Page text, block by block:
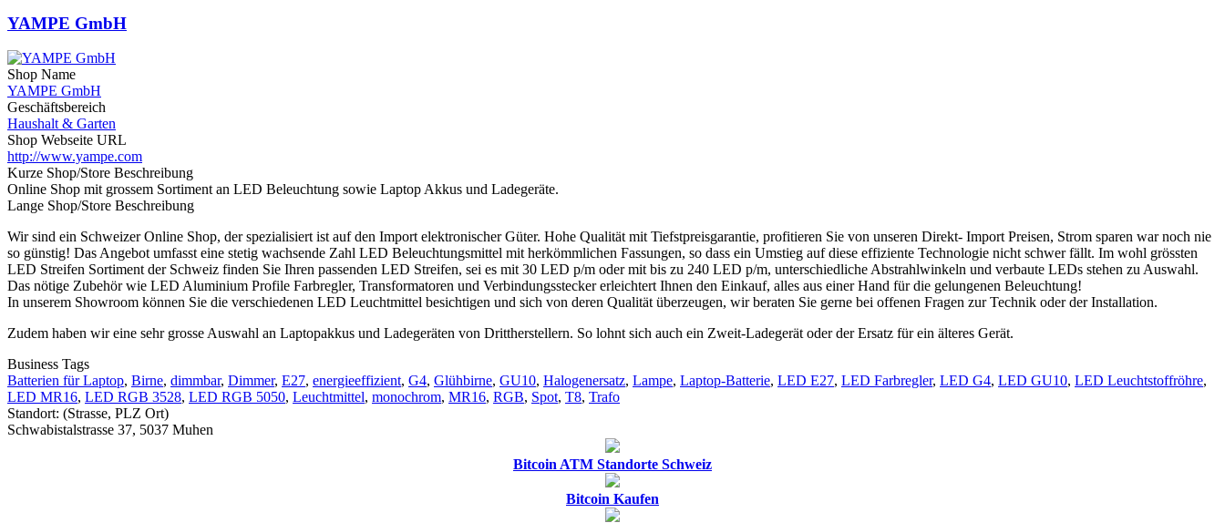
YAMPE GmbH
Shop Name
YAMPE GmbH
Geschäftsbereich
Haushalt & Garten
Shop Webseite URL
http://www.yampe.com
Kurze Shop/Store Beschreibung
Online Shop mit grossem Sortiment an LED Beleuchtung sowie Laptop Akkus und Ladegeräte.
Lange Shop/Store Beschreibung
Wir sind ein Schweizer Online Shop, der spezialisiert ist auf den Import elektronischer Güter. Hohe Qualität mit Tiefstpreisgarantie, profitieren Sie von unseren Direkt- Import Preisen, Strom sparen war noch nie
so günstig! Das Angebot umfasst eine stetig wachsende Zahl LED Beleuchtungsmittel mit herkömmlichen Fassungen, so dass ein Umstieg auf diese effiziente Technologie nicht schwer fällt. Im wohl grössten
LED Streifen Sortiment der Schweiz finden Sie Ihren passenden LED Streifen, sei es mit 30 LED p/m oder mit bis zu 240 LED p/m, unterschiedliche Abstrahlwinkeln und verbaute LEDs stehen zu Auswahl.
Das nötige Zubehör wie LED Aluminium Profile Farbregler, Transformatoren und Verbindungsstecker erleichtert Ihnen den Einkauf, alles aus einer Hand für die gelungenen Beleuchtung!
In unserem Showroom können Sie die verschiedenen LED Leuchtmittel besichtigen und sich von deren Qualität überzeugen, wir beraten Sie gerne bei offenen Fragen zur Technik oder der Installation.
Zudem haben wir eine sehr grosse Auswahl an Laptopakkus und Ladegeräten von Drittherstellern. So lohnt sich auch ein Zweit-Ladegerät oder der Ersatz für ein älteres Gerät.
Business Tags
Batterien für Laptop, Birne, dimmbar, Dimmer, E27, energieeffizient, G4, Glühbirne, GU10, Halogenersatz, Lampe, Laptop-Batterie, LED E27, LED Farbregler, LED G4, LED GU10, LED Leuchtstoffröhre,
LED MR16, LED RGB 3528, LED RGB 5050, Leuchtmittel, monochrom, MR16, RGB, Spot, T8, Trafo
Standort: (Strasse, PLZ Ort)
Schwabistalstrasse 37, 5037 Muhen
Bitcoin ATM Standorte Schweiz
Bitcoin Kaufen